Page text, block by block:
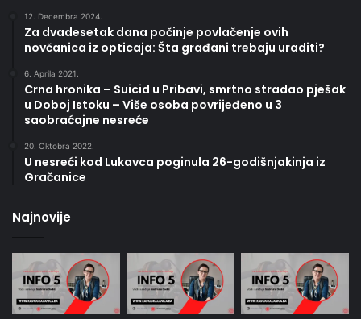
12. Decembra 2024.
Za dvadesetak dana počinje povlačenje ovih
novčanica iz opticaja: Šta građani trebaju uraditi?
6. Aprila 2021.
Crna hronika – Suicid u Pribavi, smrtno stradao pješak
u Doboj Istoku – Više osoba povrijeđeno u 3
saobraćajne nesreće
20. Oktobra 2022.
U nesreći kod Lukavca poginula 26-godišnjakinja iz
Gračanice
Najnovije